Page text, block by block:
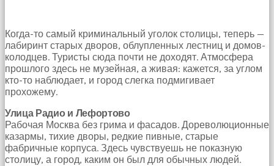
kendi
başına
hamile
kalıp
evlat
sahibi
olmak
ister
porno
izle
Bu
yüzden
Когда-то самый криминальный уголок столицы, теперь —
лабиринт старых дворов, облупленных лестниц и домов-
колодцев. Туристы сюда почти не доходят. Атмосфера
прошлого здесь не музейная, а живая: кажется, за углом
кто-то наблюдает, и город слегка подмигивает
прохожему.
Улица Радио и Лефортово
Рабочая Москва без грима и фасадов. Дореволюционные
казармы, тихие дворы, редкие пивные, старые
фабричные корпуса. Здесь чувствуешь не показную
столицу, а город, каким он был для обычных людей.